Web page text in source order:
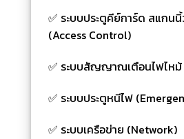
✅ ระบบประตูคีย์การ์ด สแกน
(Access Control)
✅ ระบบสัญญาณเตือนไฟไห
✅ ระบบประตูหนีไฟ
✅ ระบบเครือข่าย (Network)